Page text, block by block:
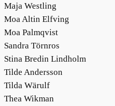
Maja Westling
Moa Altin Elfving
Moa Palmqvist
Sandra Törnros
Stina Bredin Lindholm
Tilde Andersson
Tilda Wärulf
Thea Wikman